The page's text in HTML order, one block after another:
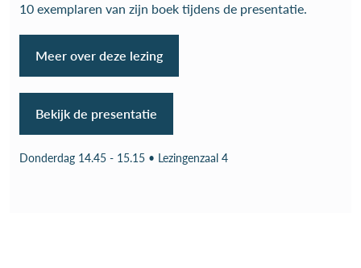
10 exemplaren van zijn boek tijdens de presentatie.
Meer over deze lezing
Bekijk de presentatie
Donderdag 14.45 - 15.15 • Lezingenzaal 4